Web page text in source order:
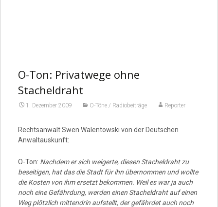
O-Ton: Privatwege ohne
Stacheldraht
1. Dezember 2009 O-Töne / Radiobeiträge Reporter
Rechtsanwalt Swen Walentowski von der Deutschen
Anwaltauskunft:
O-Ton: Nachdem er sich weigerte, diesen Stacheldraht zu
beseitigen, hat das die Stadt für ihn übernommen und wollte
die Kosten von ihm ersetzt bekommen. Weil es war ja auch
noch eine Gefährdung, werden einen Stacheldraht auf einen
Weg plötzlich mittendrin aufstellt, der gefährdet auch noch